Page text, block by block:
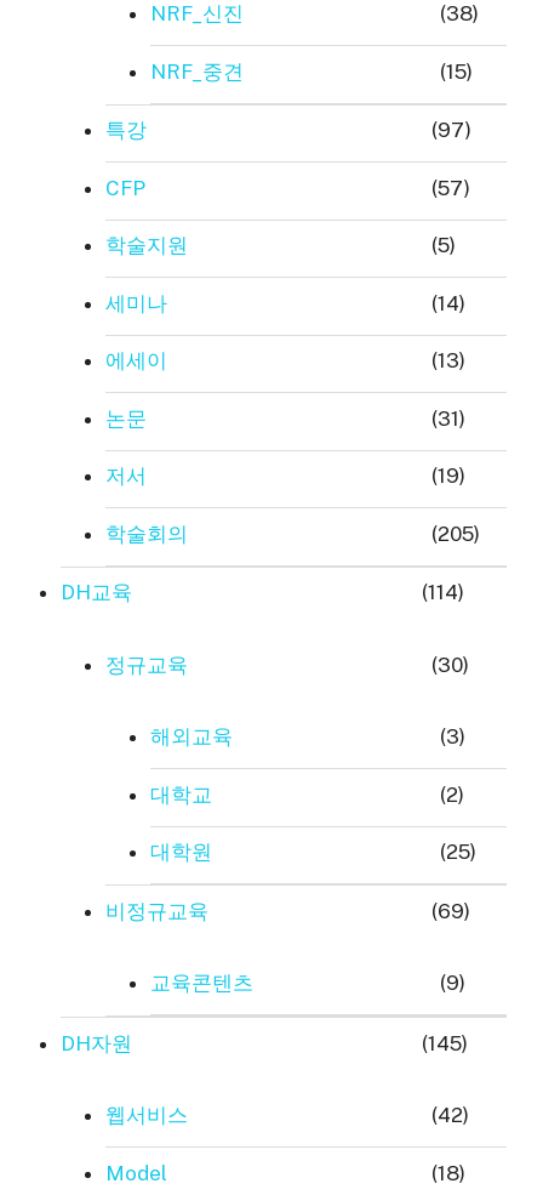
NRF_신진 (38)
NRF_중견 (15)
특강 (97)
CFP (57)
학술지원 (5)
세미나 (14)
에세이 (13)
논문 (31)
저서 (19)
학술회의 (205)
DH교육 (114)
정규교육 (30)
해외교육 (3)
대학교 (2)
대학원 (25)
비정규교육 (69)
교육콘텐츠 (9)
DH자원 (145)
웹서비스 (42)
Model (18)